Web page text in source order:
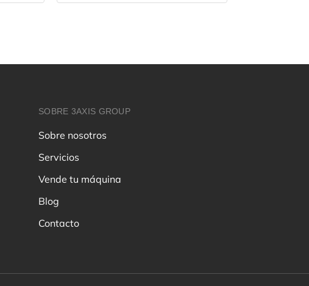
SOBRE 3AXIS GROUP
Sobre nosotros
Servicios
Vende tu máquina
Blog
Contacto